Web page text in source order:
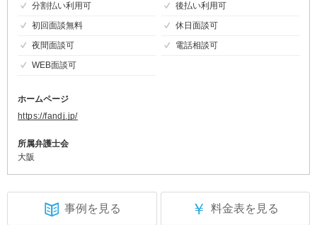
分割払い利用可
後払い利用可
初回面談無料
休日面談可
夜間面談可
電話相談可
WEB面談可
ホームページ
https://fandj.jp/
所属弁護士会
大阪
事例を見る ￥ 料金表を見る